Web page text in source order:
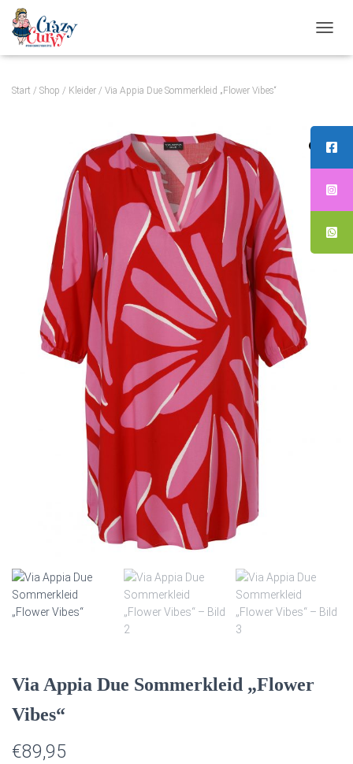
A
T
O
N
U
Start / Shop / Kleider / Via Appia Due Sommerkleid „Flower Vibes“
Via Appia Due Sommerkleid „Flower
Vibes“
€89,95